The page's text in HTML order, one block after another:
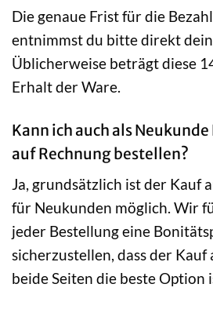
Die genaue Frist für die
entnimmst du bitte direkt
Üblicherweise beträgt diese
Erhalt der Ware.
Kann ich auch als
auf Rechnung bestellen?
Ja, grundsätzlich ist der Kauf
für Neukunden möglich. Wir
jeder Bestellung eine
sicherzustellen, dass der Kauf
beide Seiten die beste Option